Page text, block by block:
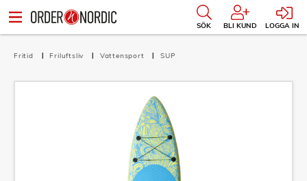
SÖK BLI KUND LOGGA IN
Fritid Friluftsliv Vattensport SUP